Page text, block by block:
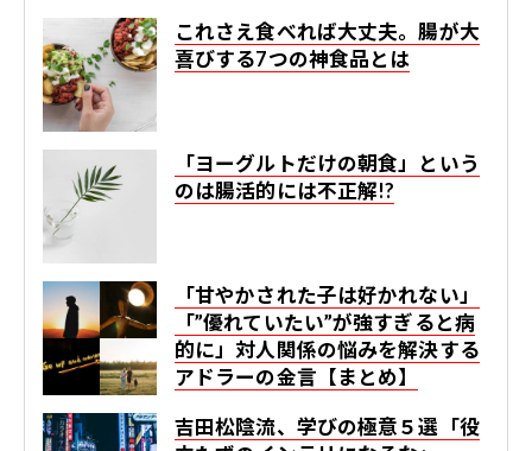
これさえ食べれば大丈夫。腸が大
喜びする7つの神食品とは
「ヨーグルトだけの朝食」という
のは腸活的には不正解!?
「甘やかされた子は好かれない」
「”優れていたい”が強すぎると病
的に」対人関係の悩みを解決する
アドラーの金言【まとめ】
吉田松陰流、学びの極意５選「役